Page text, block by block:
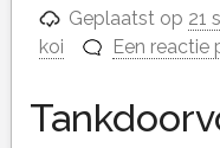
Geplaatst op 21
koi
Een reactie